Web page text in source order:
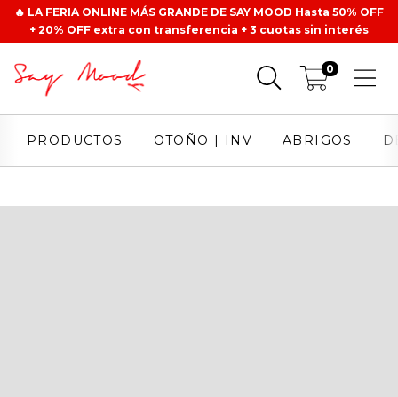
🔥 LA FERIA ONLINE MÁS GRANDE DE SAY MOOD Hasta 50% OFF
+ 20% OFF extra con transferencia + 3 cuotas sin interés
0
PRODUCTOS OTOÑO | INV ABRIGOS